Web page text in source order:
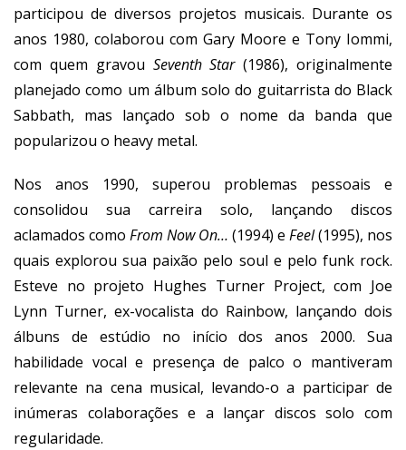
participou de diversos projetos musicais. Durante os
anos 1980, colaborou com Gary Moore e Tony Iommi,
com quem gravou Seventh Star(1986), originalmente
planejado como um álbum solo do guitarrista do Black
Sabbath, mas lançado sob o nome da banda que
popularizou o heavy metal.
Nos anos 1990, superou problemas pessoais e
consolidou sua carreira solo, lançando discos
aclamados como From Now On… (1994) e Feel(1995), nos
quais explorou sua paixão pelo soul e pelo funk rock.
Esteve no projeto Hughes Turner Project, com Joe
Lynn Turner, ex-vocalista do Rainbow, lançando dois
álbuns de estúdio no início dos anos 2000. Sua
habilidade vocal e presença de palco o mantiveram
relevante na cena musical, levando-o a participar de
inúmeras colaborações e a lançar discos solo com
regularidade.